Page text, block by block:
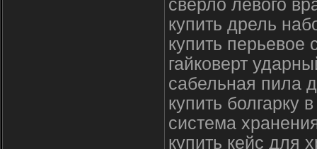
сверло левого
купить дрель
купить перьевое
гайковерт
сабельная пила
купить болгарку
система
купить кейс для